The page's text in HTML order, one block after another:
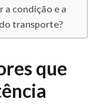
a condição e a
transporte?
que